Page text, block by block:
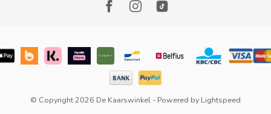
© Copyright 2026 De Kaarswinkel - Powered by Lightspeed